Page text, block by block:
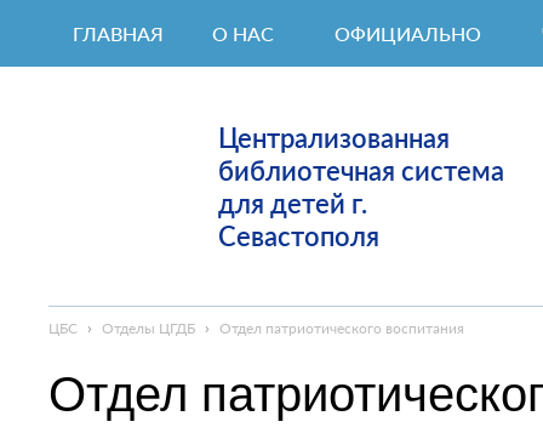
ГЛАВНАЯ О НАС ОФИЦИАЛЬНО
Централизованная
библиотечная система
для детей г.
Севастополя
ЦБС › Отделы ЦГДБ › Отдел патриотического воспитания
Отдел